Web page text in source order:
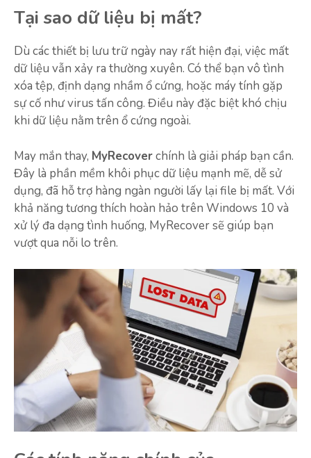
Tại sao dữ liệu bị mất?
Dù các thiết bị lưu trữ ngày nay rất hiện đại, việc mất
dữ liệu vẫn xảy ra thường xuyên. Có thể bạn vô tình
xóa tệp, định dạng nhầm ổ cứng, hoặc máy tính gặp
sự cố như virus tấn công. Điều này đặc biệt khó chịu
khi dữ liệu nằm trên ổ cứng ngoài.
May mắn thay, MyRecoverchính là giải pháp bạn cần.
Đây là phần mềm khôi phục dữ liệu mạnh mẽ, dễ sử
dụng, đã hỗ trợ hàng ngàn người lấy lại file bị mất. Với
khả năng tương thích hoàn hảo trên Windows 10 và
xử lý đa dạng tình huống, MyRecover sẽ giúp bạn
vượt qua nỗi lo trên.